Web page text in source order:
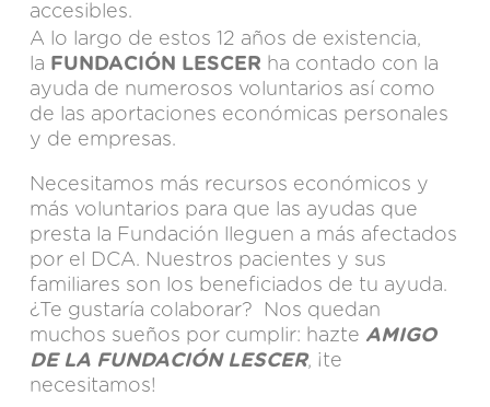
accesibles.
A lo largo de estos 12 años de existencia,
la FUNDACIÓN LESCER ha contado con la
ayuda de numerosos voluntarios así como
de las aportaciones económicas personales
y de empresas.
Necesitamos más recursos económicos y
más voluntarios para que las ayudas que
presta la Fundación lleguen a más afectados
por el DCA. Nuestros pacientes y sus
familiares son los beneficiados de tu ayuda.
¿Te gustaría colaborar? Nos quedan
muchos sueños por cumplir: hazte AMIGO
DE LA FUNDACIÓN LESCER, ¡te
necesitamos!